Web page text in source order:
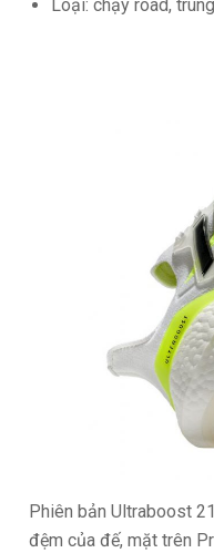
Loại: chạy road,
Phiên bản Ultraboost
đệm của đế, mặt trên